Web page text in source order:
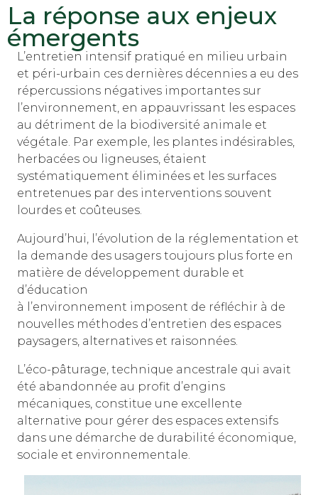
La réponse aux enjeux
émergents
L’entretien intensif pratiqué en milieu urbain
et péri-urbain ces dernières décennies a eu des
répercussions négatives importantes sur
l’environnement, en appauvrissant les espaces
au détriment de la biodiversité animale et
végétale. Par exemple, les plantes indésirables,
herbacées ou ligneuses, étaient
systématiquement éliminées et les surfaces
entretenues par des interventions souvent
lourdes et coûteuses.
Aujourd’hui, l’évolution de la réglementation et
la demande des usagers toujours plus forte en
matière de développement durable et
d’éducation
à l’environnement imposent de réfléchir à de
nouvelles méthodes d’entretien des espaces
paysagers, alternatives et raisonnées.
L’éco-pâturage, technique ancestrale qui avait
été abandonnée au profit d’engins
mécaniques, constitue une excellente
alternative pour gérer des espaces extensifs
dans une démarche de durabilité économique,
sociale et environnementale.